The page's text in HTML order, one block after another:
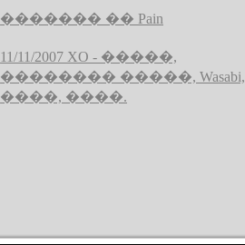
������� �� Pain
11/11/2007 XO - �����,
�������� �����, Wasabi,
����, ����.